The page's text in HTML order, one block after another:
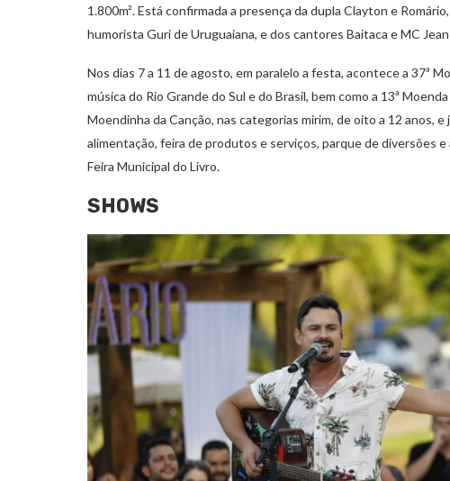
1.800m². Está confirmada a presença da dupla Clayton e
humorista Guri de Uruguaiana, e dos cantores Baitaca e MC
Nos dias 7 a 11 de agosto, em paralelo a festa, acontece a 37ª
música do Rio Grande do Sul e do Brasil, bem como a 13ª
Moendinha da Canção, nas categorias mirim, de oito a 12 anos,
alimentação, feira de produtos e serviços, parque de diversões
Feira Municipal do Livro.
SHOWS